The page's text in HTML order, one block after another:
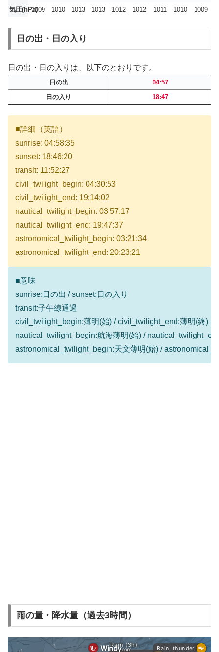
気圧(hPa)1009 1010 1013 1013 1012 1012 1011 1010 1009
日の出・日の入り
日の出・日の入りは、以下のとおりです。
日の出
04:57
日の入り
18:47
■詳細（英語）
sunrise: 04:58:35
sunset: 18:46:20
transit: 11:52:27
civil_twilight_begin: 04:30:53
civil_twilight_end: 19:14:02
nautical_twilight_begin: 03:57:17
nautical_twilight_end: 19:47:37
astronomical_twilight_begin: 03:21:34
astronomical_twilight_end: 20:23:21
■意味
sunrise:日の出 / sunset:日の入り
transit:子午線通過
civil_twilight_begin:薄明(始) / civil_twilight_end:薄明(終)
nautical_twilight_begin:航海薄明(始) /
astronomical_twilight_begin:天文薄明(始) /
雨の量・降水量（過去3時間）